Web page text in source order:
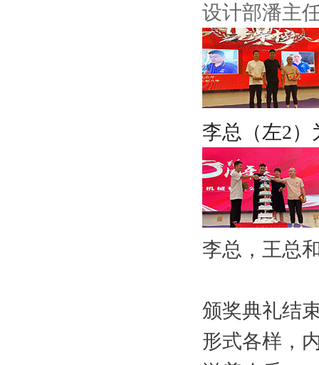
设计部潘主
李总（左2）
李总，王总
颁奖典礼结
形式各样，